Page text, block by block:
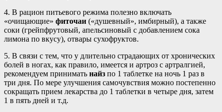
4. В рацион питьевого режима полезно включать
«очищающие» фиточаи («душевный», имбирный), а также
соки (грейпфрутовый, апельсиновый с добавлением сока
лимона по вкусу), отвары сухофруктов.
5. В связи с тем, что у длительно страдающих от хронических
болей в ногах, как правило, имеется и артроз с артралгией,
рекомендуем принимать найз по 1 таблетке на ночь 1 раз в
три дня. По мере улучшения самочувствия можно постепенно
сокращать прием лекарства до 1 таблетки в четыре дня, затем
1 в пять дней и т.д.